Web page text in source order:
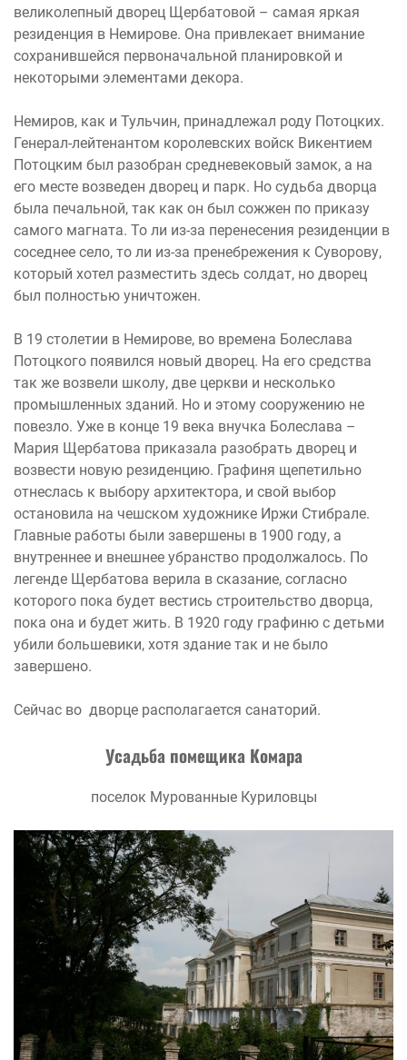
великолепный дворец Щербатовой – самая яркая
резиденция в Немирове. Она привлекает внимание
сохранившейся первоначальной планировкой и
некоторыми элементами декора.
Немиров, как и Тульчин, принадлежал роду Потоцких.
Генерал-лейтенантом королевских войск Викентием
Потоцким был разобран средневековый замок, а на
его месте возведен дворец и парк. Но судьба дворца
была печальной, так как он был сожжен по приказу
самого магната. То ли из-за перенесения резиденции в
соседнее село, то ли из-за пренебрежения к Суворову,
который хотел разместить здесь солдат, но дворец
был полностью уничтожен.
В 19 столетии в Немирове, во времена Болеслава
Потоцкого появился новый дворец. На его средства
так же возвели школу, две церкви и несколько
промышленных зданий. Но и этому сооружению не
повезло. Уже в конце 19 века внучка Болеслава –
Мария Щербатова приказала разобрать дворец и
возвести новую резиденцию. Графиня щепетильно
отнеслась к выбору архитектора, и свой выбор
остановила на чешском художнике Иржи Стибрале.
Главные работы были завершены в 1900 году, а
внутреннее и внешнее убранство продолжалось. По
легенде Щербатова верила в сказание, согласно
которого пока будет вестись строительство дворца,
пока она и будет жить. В 1920 году графиню с детьми
убили большевики, хотя здание так и не было
завершено.
Сейчас во дворце располагается санаторий.
Усадьба помещика Комара
поселок Мурованные Куриловцы